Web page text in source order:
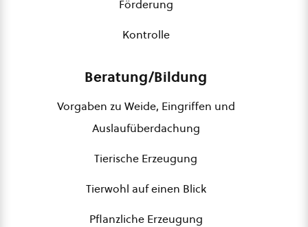
Förderung
Kontrolle
Beratung/Bildung
Vorgaben zu Weide, Eingriffen und
Auslaufüberdachung
Tierische Erzeugung
Tierwohl auf einen Blick
Pflanzliche Erzeugung